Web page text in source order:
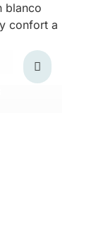
blanco
confort a